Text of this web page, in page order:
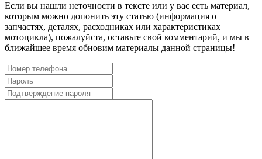
Если вы нашли неточности в тексте или у вас есть материал,
которым можно допонить эту статью (информация о
запчастях, деталях, расходниках или характеристиках
мотоцикла), пожалуйста, оставьте свой комментарий, и мы в
ближайшее время обновим материалы данной страницы!